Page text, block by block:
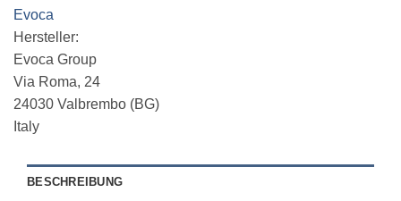
Evoca
Hersteller:
Evoca Group
Via Roma, 24
24030 Valbrembo (BG)
Italy
BESCHREIBUNG